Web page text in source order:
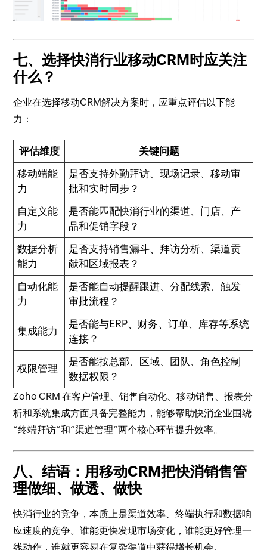
七、选择快消行业移动CRM时应关注
什么？
企业在选择移动CRM解决方案时，应重点评估以下能
力：
评估维度
关键问题
移动端能
力
是否支持外勤拜访、现场记录、移动审
批和实时同步？
自定义能
力
是否能匹配快消行业的渠道、门店、产
品和促销字段？
数据分析
能力
是否支持销售漏斗、拜访分析、渠道贡
献和区域报表？
自动化能
力
是否能自动提醒跟进、分配线索、触发
审批流程？
集成能力
是否能与ERP、财务、订单、库存等系统
连接？
权限管理
是否能按总部、区域、团队、角色控制
数据权限？
Zoho CRM 在客户管理、销售自动化、移动销售、报表分
析和系统集成方面具备完整能力，能够帮助快消企业围绕
“终端拜访”和“渠道管理”两个核心环节提升效率。
八、结语：用移动CRM把快消销售管
理做细、做透、做快
快消行业的竞争，本质上是渠道效率、终端执行和数据响
应速度的竞争。谁能更快发现市场变化，谁能更好管理一
线动作，谁就更容易在复杂渠道中获得增长机会。